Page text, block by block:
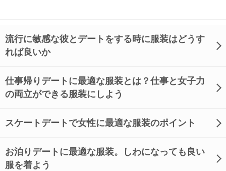
流行に敏感な彼とデートをする時に服装はどうす
れば良いか
仕事帰りデートに最適な服装とは？仕事と女子力
の両立ができる服装にしよう
スケートデートで女性に最適な服装のポイント
お泊りデートに最適な服装。しわになっても良い
服を着よう